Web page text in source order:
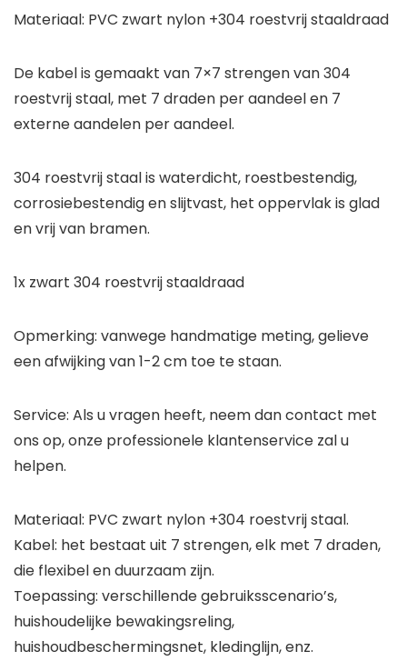
Materiaal: PVC zwart nylon +304 roestvrij staaldraad
De kabel is gemaakt van 7×7 strengen van 304
roestvrij staal, met 7 draden per aandeel en 7
externe aandelen per aandeel.
304 roestvrij staal is waterdicht, roestbestendig,
corrosiebestendig en slijtvast, het oppervlak is glad
en vrij van bramen.
1x zwart 304 roestvrij staaldraad
Opmerking: vanwege handmatige meting, gelieve
een afwijking van 1-2 cm toe te staan.
Service: Als u vragen heeft, neem dan contact met
ons op, onze professionele klantenservice zal u
helpen.
Materiaal: PVC zwart nylon +304 roestvrij staal.
Kabel: het bestaat uit 7 strengen, elk met 7 draden,
die flexibel en duurzaam zijn.
Toepassing: verschillende gebruiksscenario’s,
huishoudelijke bewakingsreling,
huishoudbeschermingsnet, kledinglijn, enz.